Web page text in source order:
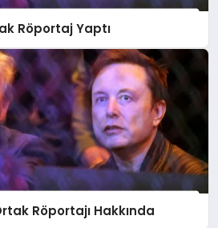
Röportaj Yaptı
Röportajı Hakkında